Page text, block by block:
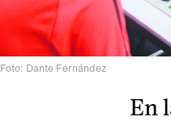
Foto: Dante Fernández
En